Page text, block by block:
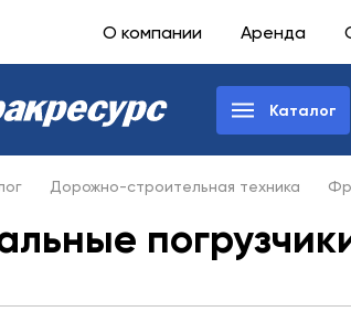
О компании Аренда
Каталог
Дорожно-строительная техника